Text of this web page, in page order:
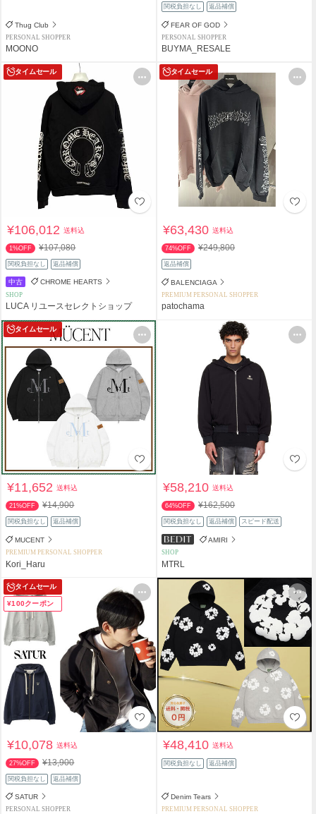
Thug Club
PERSONAL SHOPPER
MOONO
関税負担なし 返品補償
FEAR OF GOD
PERSONAL SHOPPER
BUYMA_RESALE
タイムセール
¥106,012送料込
1%OFF ¥107,080
関税負担なし 返品補償
中古 CHROME HEARTS
SHOP
LUCA リユースセレクトショップ
タイムセール
¥63,430送料込
74%OFF ¥249,800
返品補償
BALENCIAGA
PREMIUM PERSONAL SHOPPER
patochama
タイムセール
¥11,652送料込
21%OFF ¥14,900
関税負担なし 返品補償
MUCENT
PREMIUM PERSONAL SHOPPER
Kori_Haru
¥58,210送料込
64%OFF ¥162,500
関税負担なし 返品補償 スピード配送
AMIRI
SHOP
MTRL
タイムセール
¥100クーポン
¥10,078送料込
27%OFF ¥13,900
関税負担なし 返品補償
SATUR
PERSONAL SHOPPER
¥48,410送料込
関税負担なし 返品補償
Denim Tears
PREMIUM PERSONAL SHOPPER